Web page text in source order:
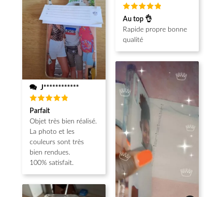
J************
Note5
sur 5
Parfait
Objet très bien réalisé.
La photo et les
couleurs sont très
bien rendues.
100% satisfait.
Note5
sur 5
Au top 👌
Rapide propre bonne
qualité